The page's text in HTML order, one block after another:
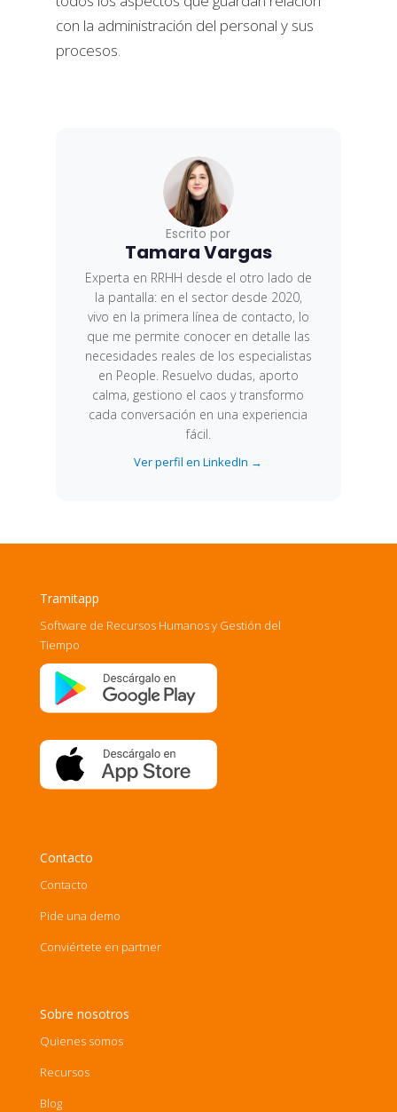
con la administración del personal y sus
procesos.
Escrito por
Tamara Vargas
Experta en RRHH desde el otro lado de
la pantalla: en el sector desde 2020,
vivo en la primera línea de contacto, lo
que me permite conocer en detalle las
necesidades reales de los especialistas
en People. Resuelvo dudas, aporto
calma, gestiono el caos y transformo
cada conversación en una experiencia
fácil.
Ver perfil en LinkedIn →
Tramitapp
Software de Recursos Humanos y Gestión del
Tiempo
Contacto
Contacto
Pide una demo
Conviértete en partner
Sobre nosotros
Quienes somos
Recursos
Blog